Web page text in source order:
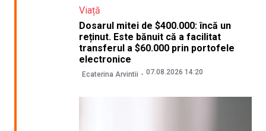
Viață
Dosarul mitei de $400.000: încă un
reținut. Este bănuit că a facilitat
transferul a $60.000 prin portofele
electronice
Ecaterina Arvintii 07.08.2026 14:20